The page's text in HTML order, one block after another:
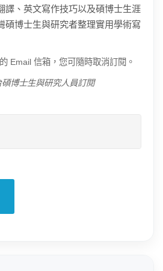
譯、英文寫作技巧以及碩博士生涯
碩博士生與研究者整理實用學術寫
Email 信箱，您可隨時取消訂閱。
博士生與研究人員訂閱